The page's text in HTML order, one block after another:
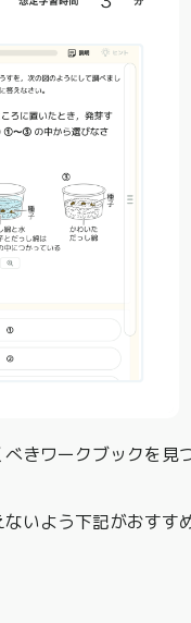
きワークブックを見
いよう下記がおすす